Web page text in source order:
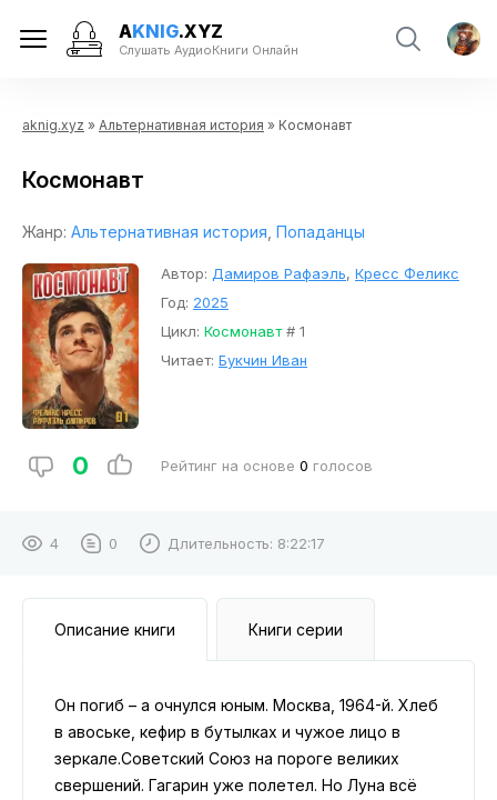
AKNIG.XYZ
Слушать АудиоКниги Онлайн
aknig.xyz » Альтернативная история » Космонавт
Космонавт
Жанр: Альтернативная история Попаданцы
Автор: Дамиров Рафаэль, Кресс Феликс
Год: 2025
Цикл: Космонавт# 1
Читает: Букчин Иван
0 Рейтинг на основе 0 голосов
4 0 Длительность: 8:22:17
Описание книги Книги серии
Он погиб – а очнулся юным. Москва, 1964-й. Хлеб
в авоське, кефир в бутылках и чужое лицо в
зеркале.Советский Союз на пороге великих
свершений. Гагарин уже полетел. Но Луна всё